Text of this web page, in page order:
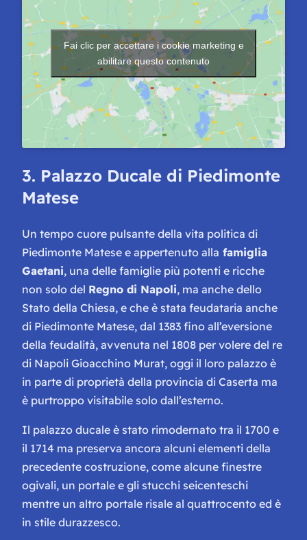
Fai clic per accettare i cookie marketing e
abilitare questo contenuto
3. Palazzo Ducale di Piedimonte
Matese
Un tempo cuore pulsante della vita politica di
Piedimonte Matese e appertenuto alla famiglia
Gaetani, una delle famiglie più potenti e ricche
non solo del Regno di Napoli, ma anche dello
Stato della Chiesa, e che è stata feudataria anche
di Piedimonte Matese, dal 1383 fino all’eversione
della feudalità, avvenuta nel 1808 per volere del re
di Napoli Gioacchino Murat, oggi il loro palazzo è
in parte di proprietà della provincia di Caserta ma
è purtroppo visitabile solo dall’esterno.
Il palazzo ducale è stato rimodernato tra il 1700 e
il 1714 ma preserva ancora alcuni elementi della
precedente costruzione, come alcune finestre
ogivali, un portale e gli stucchi seicenteschi
mentre un altro portale risale al quattrocento ed è
in stile durazzesco.